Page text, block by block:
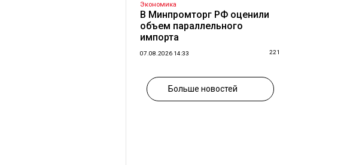
Экономика
В Минпромторг РФ оценили
объем параллельного
импорта
07.08.2026 14:33 221
Больше новостей